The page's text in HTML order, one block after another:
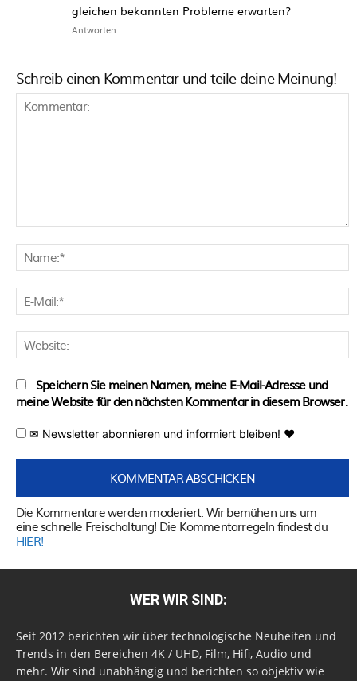
gleichen bekannten Probleme erwarten?
Antworten
Schreib einen Kommentar und teile deine Meinung!
Speichern Sie meinen Namen, meine E-Mail-Adresse und
meine Website für den nächsten Kommentar in diesem Browser.
✉ Newsletter abonnieren und informiert bleiben! ♥
Die Kommentare werden moderiert. Wir bemühen uns um
eine schnelle Freischaltung! Die Kommentarregeln findest du
HIER!
WER WIR SIND:
Seit 2012 berichten wir über technologische Neuheiten und
Trends in den Bereichen 4K / UHD, Film, Hifi, Audio und
mehr. Wir sind unabhängig und berichten so objektiv wie